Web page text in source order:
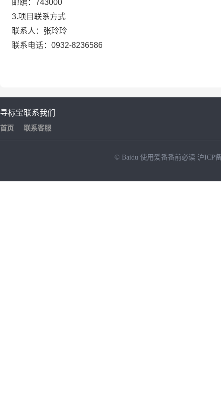
邮编：
743000
3.项目联系方式
联系人：张玲玲
联系电话： 0932-8236586
寻标宝
首页
联系我们
联系客服
© Baidu 使用爱番番前必读 沪ICP